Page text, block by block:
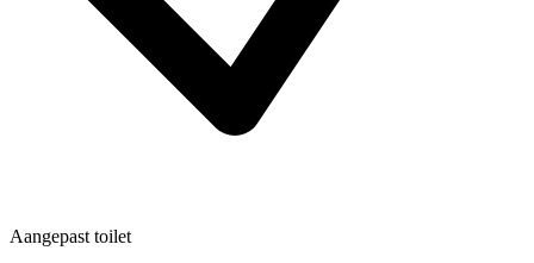
Aangepast toilet